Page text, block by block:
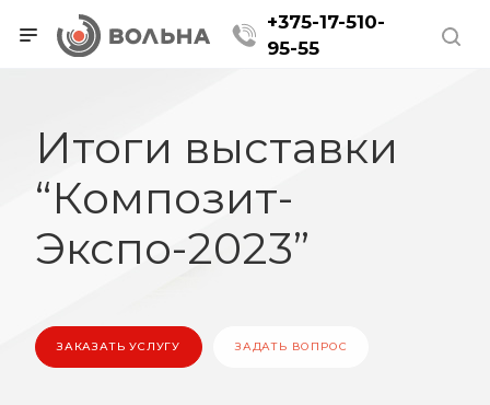
+375-17-510-
95-55
Итоги выставки
“Композит-
Экспо-2023”
ЗАКАЗАТЬ УСЛУГУ ЗАДАТЬ ВОПРОС